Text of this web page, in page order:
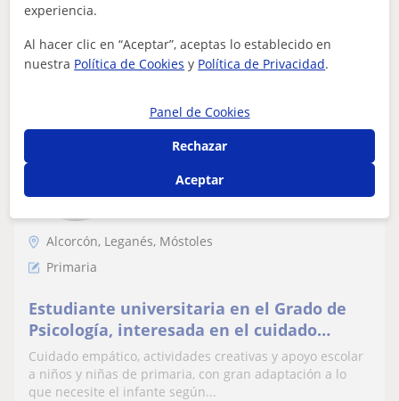
ver más Contactar
Annabel-Lee
Alcorcón, Leganés, Móstoles
Primaria
Estudiante universitaria en el Grado de
Psicología, interesada en el cuidado
infanto-juvenil con apoyo escolar.
Cuidado empático, actividades creativas y apoyo escolar
a niños y niñas de primaria, con gran adaptación a lo
que necesite el infante según...
experiencia.
Al hacer clic en “Aceptar”, aceptas lo establecido en
nuestra Política de Cookies y Política de Privacidad.
Panel de Cookies
Rechazar
Aceptar